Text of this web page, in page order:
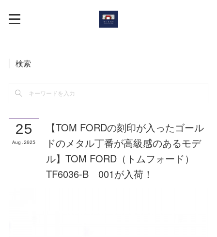
検索
25
Aug 2025
【TOM FORDの刻印が入ったゴール
ドのメタル丁番が高級感のあるモデ
ル】TOM FORD（トムフォード）
TF6036-B 001が入荷！